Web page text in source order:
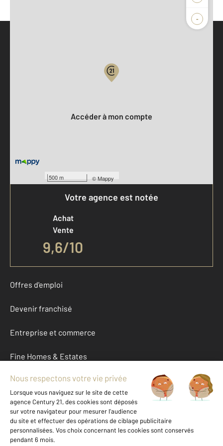
-
500 m ©Mappy
Accéder à mon compte
Votre agence est notée
Achat
Vente
9,6/10
Offres d'emploi
Devenir franchisé
Entreprise et commerce
Fine Homes & Estates
À propos
International
Nous contacter